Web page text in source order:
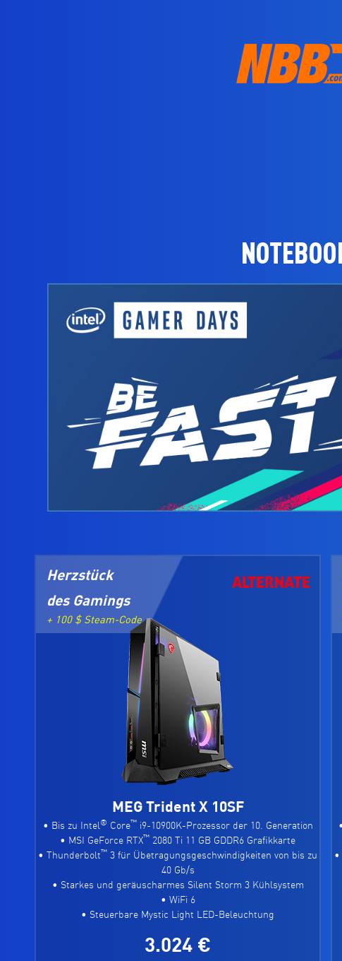
Herzstück
des Gamings
+ 100 $ Steam-Code
MEG Trident X 10SF
• Bis zu Intel® Core™i9-10900K-Prozessor der 10. Generation
• MSI GeForce RTX™ 2080 Ti 11 GB GDDR6 Grafikkarte
• Thunderbolt™ 3 für Übetragungsgeschwindigkeiten von bis zu
40 Gb/s
• Starkes und geräuscharmes Silent Storm 3 Kühlsystem
• WiFi 6
• Steuerbare Mystic Light LED-Beleuchtung
3.024 €